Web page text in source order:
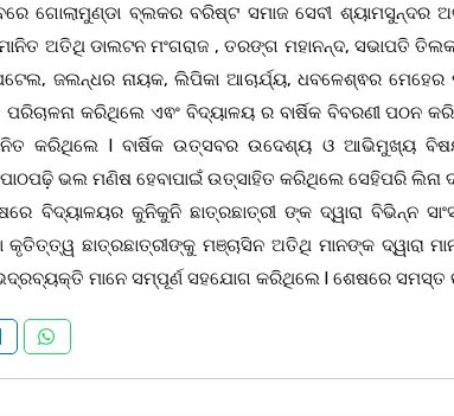
ଗୋଲାମୁଣ୍ଡା ବ୍ଲକର ବରିଷ୍ଟ ସମାଜ ସେବୀ
ଅତିଥି ଡାଲଟନ ମଂଗରାଜ , ତରଙ୍ଗ ମହାନନ୍ଦ, ସଭାପତି
ଜଲନ୍ଧର ନାୟକ, ଲିପିକା ଆଚାର୍ଯ୍ୟ, ଧବଳେଶ୍ଵର
କରିଥିଲେ ଏଵଂ ବିଦ୍ୟାଳୟ ର ବାର୍ଷିକ ବିବରଣୀ
କରିଥିଲେ l ବାର୍ଷିକ ଉତ୍ସବର ଉଦେଶ୍ୟ ଓ ଆଭିମୁଖ୍ୟ
ଭଲ ମଣିଷ ହେବାପାଇଁ ଉତ୍ସାହିତ କରିଥିଲେ ସେହିପରି ଲିନା
ବିଦ୍ୟାଳୟର କୁନିକୁନି ଛାତ୍ରଛାତ୍ରୀ ଙ୍କ ଦ୍ୱାରା ବିଭିନ୍ନ
ଛାତ୍ରଛାତ୍ରୀଙ୍କୁ ମଞ୍ଚାସିନ ଅତିଥି ମାନଙ୍କ ଦ୍ୱାରା
ମାନେ ସମ୍ପୂର୍ଣ ସହଯୋଗ କରିଥିଲେ l ଶେଷରେ ସମସ୍ତ